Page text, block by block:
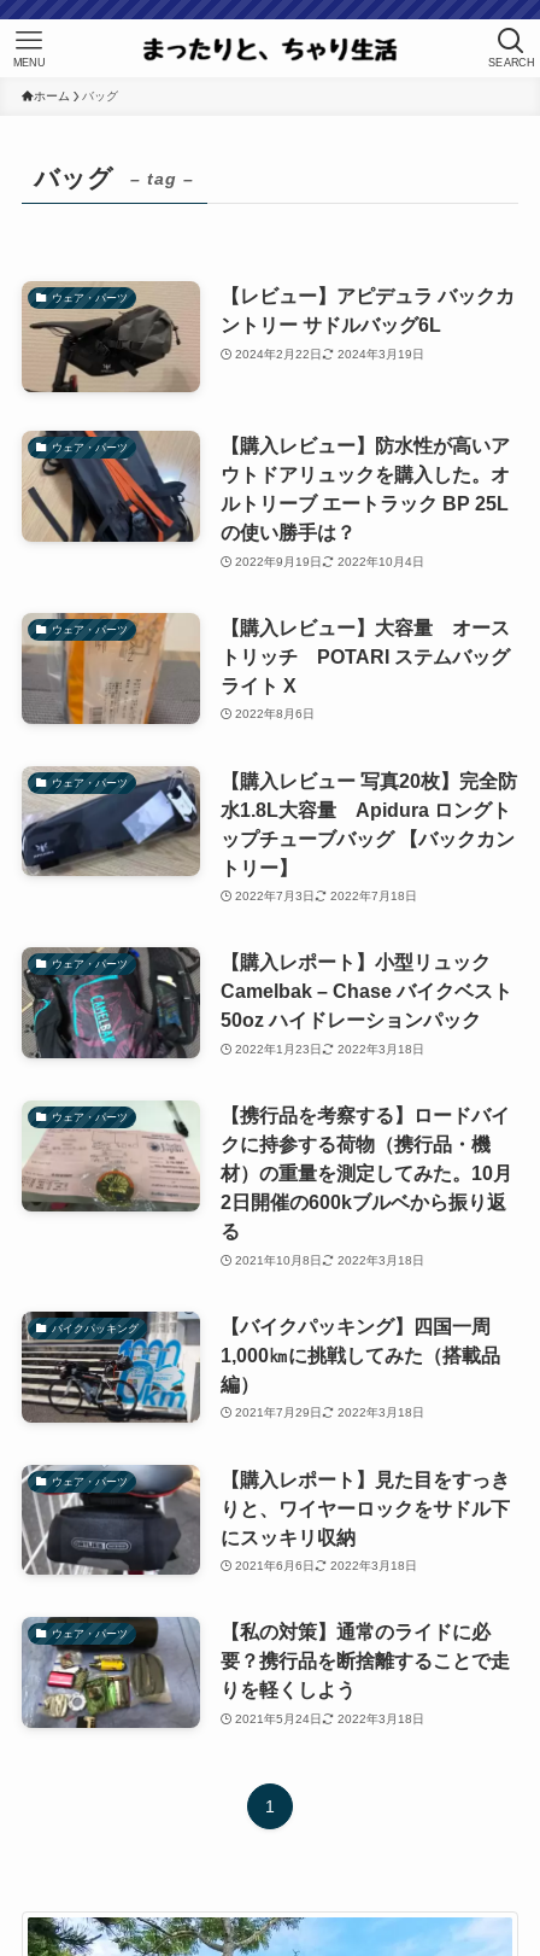
SEARCH
MENU
ホーム バッグ
バッグ – tag –
ウェア・パーツ
【レビュー】アピデュラ バックカ
ントリー サドルバッグ6L
2024年2月22日 2024年3月19日
ウェア・パーツ
【購入レビュー】防水性が高いア
ウトドアリュックを購入した。オ
ルトリーブ エートラック BP 25L
の使い勝手は？
2022年9月19日 2022年10月4日
ウェア・パーツ
【購入レビュー】大容量 オース
トリッチ POTARI ステムバッグ
ライト X
2022年8月6日
ウェア・パーツ
【購入レビュー 写真20枚】完全防
水1.8L大容量 Apidura ロングト
ップチューブバッグ 【バックカン
トリー】
2022年7月3日 2022年7月18日
ウェア・パーツ
【購入レポート】小型リュック
Camelbak – Chase バイクベスト
50oz ハイドレーションパック
2022年1月23日 2022年3月18日
ウェア・パーツ
【携行品を考察する】ロードバイ
クに持参する荷物（携行品・機
材）の重量を測定してみた。10月
2日開催の600kブルベから振り返
る
2021年10月8日 2022年3月18日
バイクパッキング
【バイクパッキング】四国一周
1,000㎞に挑戦してみた（搭載品
編）
2021年7月29日 2022年3月18日
ウェア・パーツ
【購入レポート】見た目をすっき
りと、ワイヤーロックをサドル下
にスッキリ収納
2021年6月6日 2022年3月18日
ウェア・パーツ
【私の対策】通常のライドに必
要？携行品を断捨離することで走
りを軽くしよう
2021年5月24日 2022年3月18日
1